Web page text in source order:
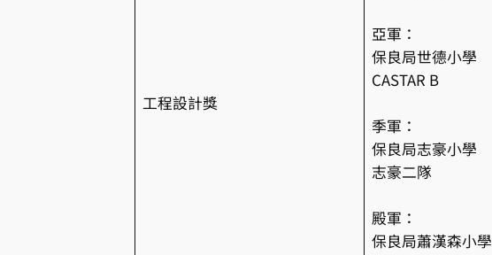
工程設計獎
亞軍：
保良局世德小學
CASTAR B
季軍：
保良局志豪小學
志豪二隊
殿軍：
保良局蕭漢森小學